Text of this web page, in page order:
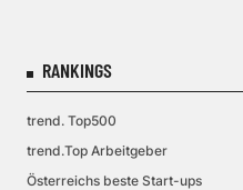
RANKINGS
trend. Top500
trend.Top Arbeitgeber
Österreichs beste Start-ups